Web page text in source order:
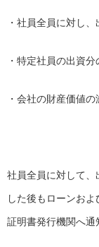
・社員全員に対し
・特定社員の出資
・会社の財産価値
社員全員に対して
した後もローンお
証明書発行機関へ通